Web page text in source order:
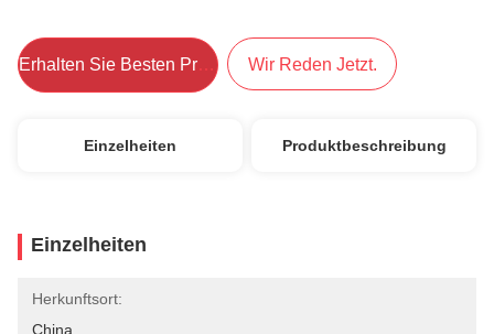
Erhalten Sie Besten Preis Wir Reden Jetzt.
Einzelheiten Produktbeschreibung
Einzelheiten
Herkunftsort:
China